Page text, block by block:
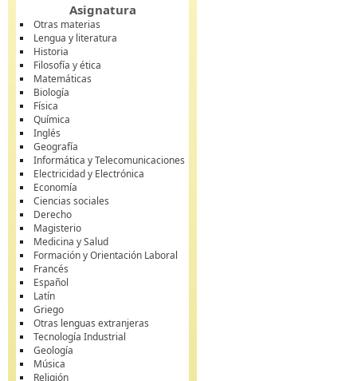
Asignatura
Otras materias
Lengua y literatura
Historia
Filosofía y ética
Matemáticas
Biología
Física
Química
Inglés
Geografía
Informática y Telecomunicaciones
Electricidad y Electrónica
Economía
Ciencias sociales
Derecho
Magisterio
Medicina y Salud
Formación y Orientación Laboral
Francés
Español
Latín
Griego
Otras lenguas extranjeras
Tecnología Industrial
Geología
Música
Religión